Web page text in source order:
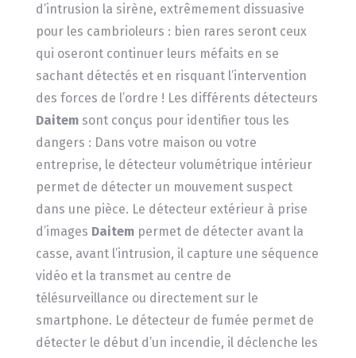
d’intrusion la sirène, extrêmement dissuasive
pour les cambrioleurs : bien rares seront ceux
qui oseront continuer leurs méfaits en se
sachant détectés et en risquant l’intervention
des forces de l’ordre ! Les différents détecteurs
Daitemsont conçus pour identifier tous les
dangers : Dans votre maison ou votre
entreprise, le détecteur volumétrique intérieur
permet de détecter un mouvement suspect
dans une pièce. Le détecteur extérieur à prise
d’images Daitempermet de détecter avant la
casse, avant l’intrusion, il capture une séquence
vidéo et la transmet au centre de
télésurveillance ou directement sur le
smartphone. Le détecteur de fumée permet de
détecter le début d’un incendie, il déclenche les